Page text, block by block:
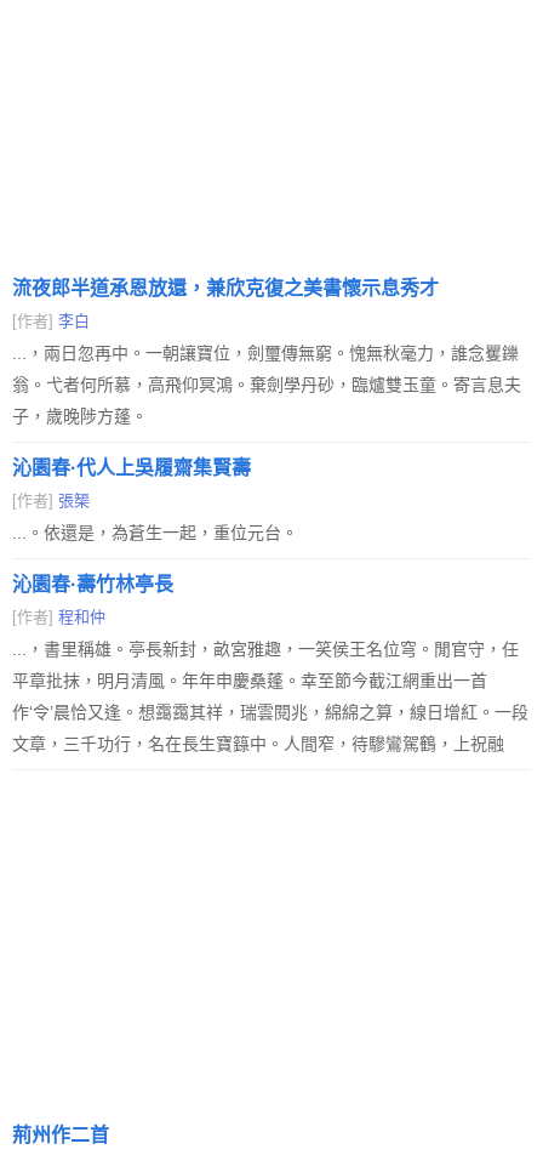
流夜郎半道承恩放還，兼欣克復之美書懷示息秀才
[作者] 李白
...，兩日忽再中。一朝讓寶位，劍璽傳無窮。愧無秋毫力，誰念矍鑠
翁。弋者何所慕，高飛仰冥鴻。棄劍學丹砂，臨爐雙玉童。寄言息夫
子，歲晚陟方蓬。
沁園春·代人上吳履齋集賢壽
[作者] 張榘
...。依還是，為蒼生一起，重位元台。
沁園春·壽竹林亭長
[作者] 程和仲
...，書里稱雄。亭長新封，畝宮雅趣，一笑侯王名位穹。閒官守，任
平章批抹，明月清風。年年申慶桑蓬。幸至節今截江網重出一首
作‘令’晨恰又逢。想靄靄其祥，瑞雲閱兆，綿綿之算，線日增紅。一段
文章，三千功行，名在長生寶籙中。人間窄，待驂鸞駕鶴，上祝融
荊州作二首